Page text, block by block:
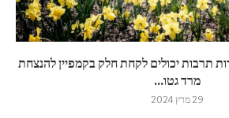
תרבות יכולים לקחת חלק בקמפיין להנצחת
מרד גטו...
29 מרץ 2024